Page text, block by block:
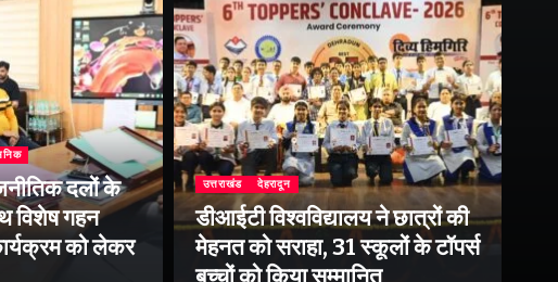
दलों के
विशेष गहन
को लेकर
उत्तराखंड देहरादून
डीआईटी विश्वविद्यालय ने छात्रों की
मेहनत को सराहा, 31 स्कूलों के टॉपर्स